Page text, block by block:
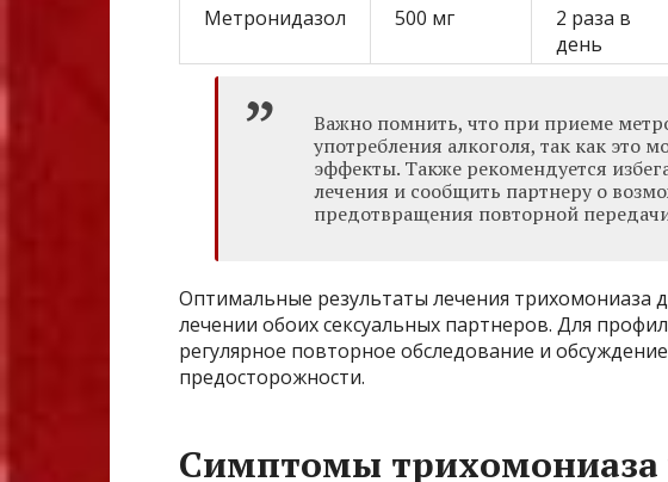
Метронидазол
500 мг
2 раза в
день
Важно помнить, что при приеме
употребления алкоголя, так как это
эффекты. Также рекомендуется
лечения и сообщить партнеру о
предотвращения повторной
Оптимальные результаты лечения трихомониаза
лечении обоих сексуальных партнеров. Для
регулярное повторное обследование и
предосторожности.
Симптомы